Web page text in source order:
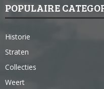
POPULAIRE
Historie
Straten
Collecties
Weert